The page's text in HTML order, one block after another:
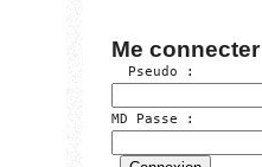
Me connecter
  Pseudo :
MD Passe :